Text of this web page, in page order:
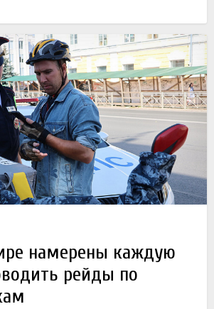
намерены каждую
рейды по